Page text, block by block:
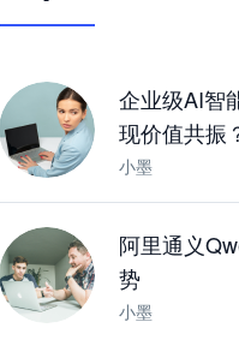
企业级AI智
现价值共振
小墨
阿里通义
势
小墨